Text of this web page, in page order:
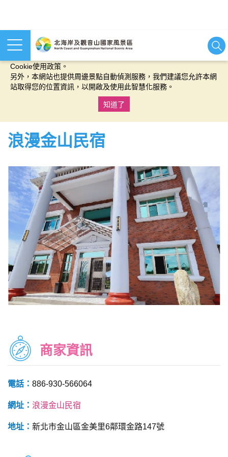
本網站使用cookies等相關技術以持續優化網站服務，並有助於為
Cookie使用政策。
另外，本網站也提供周邊景點自動偵測服務，我們建議您允許本網
站取得您的位置資訊，以開啟及使用此智慧化服務。
知道了
浪漫金山民宿
商家資訊
電話： 886-930-566064
網址： 浪漫金山民宿
地址： 新北市金山區金美里6鄰環金路147號